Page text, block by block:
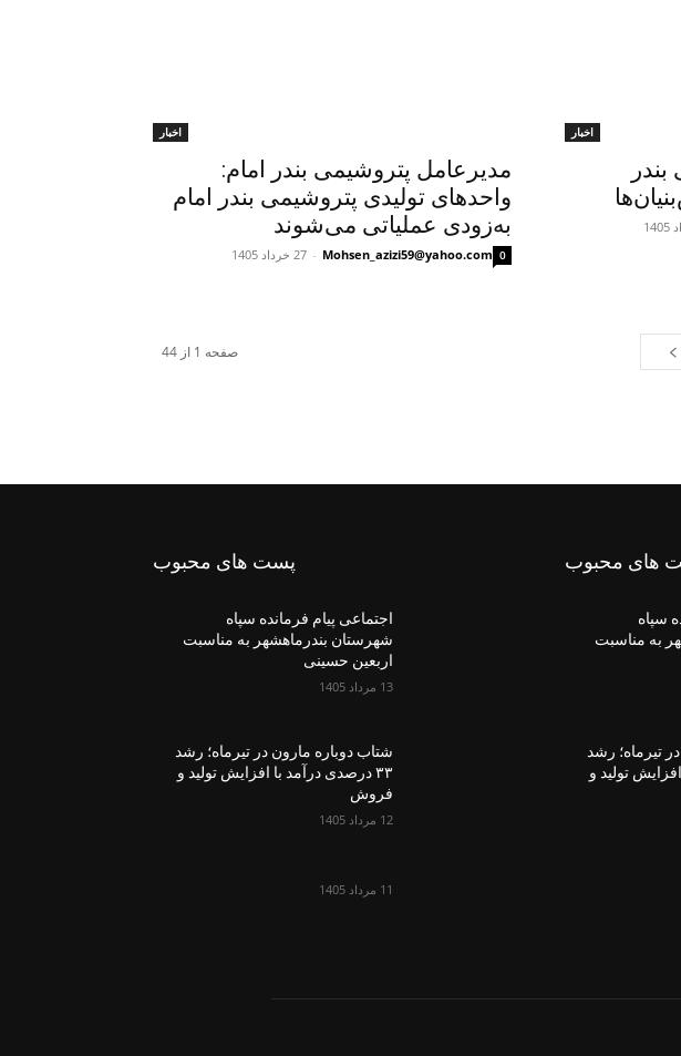
اخبار اخبار
مدیرعامل پتروشیمی بندر امام:
واحدهای تولیدی پتروشیمی بندر امام
به‌زودی عملیاتی می‌شوند
Mohsen_azizi59@yahoo.com
- 27 خرداد 1405 0
صفحه 1 از 44
پست های محبوب
اجتماعی پیام فرمانده سپاه
شهرستان بندرماهشهر به مناسبت
اربعین حسینی
13 مرداد 1405
شتاب دوباره مارون در تیرماه؛ رشد
۳۳ درصدی درآمد با افزایش تولید و
فروش
12 مرداد 1405
11 مرداد 1405
های محبوب
سپاه
به مناسبت
تیرماه؛ رشد
تولید و